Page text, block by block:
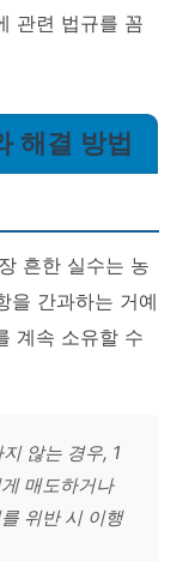
관련 법규를 꼼
해결 방법
흔한 실수는 농
을 간과하는 거예
계속 소유할 수
않는 경우, 1
매도하거나
위반 시 이행